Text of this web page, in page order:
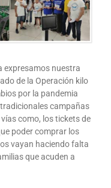
expresamos nuestra
de la Operación kilo
por la pandemia
campañas
como, los tickets de
poder comprar los
vayan haciendo falta
que acuden a